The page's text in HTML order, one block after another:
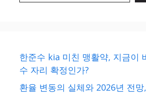
한준수 kia 미친 맹활약, 지금이
수 자리 확정인가?
환율 변동의 실체와 2026년 전